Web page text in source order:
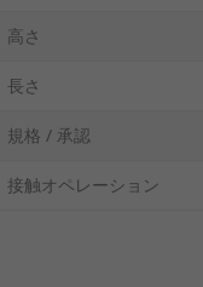
高さ
長さ
規格 / 承認
接触オペレーション